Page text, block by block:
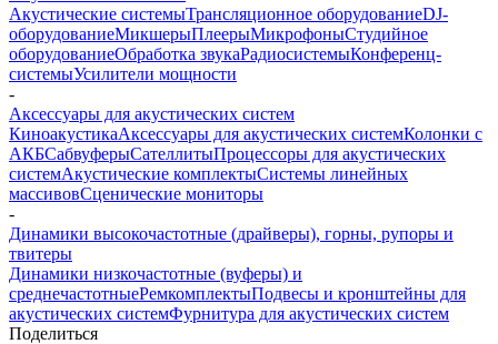
Акустические системыТрансляционное оборудованиеDJ-
оборудованиеМикшерыПлеерыМикрофоныСтудийное
оборудованиеОбработка звукаРадиосистемыКонференц-
системыУсилители мощности
-
Аксессуары для акустических систем
КиноакустикаАксессуары для акустических системКолонки с
АКБСабвуферыСателлитыПроцессоры для акустических
системАкустические комплектыСистемы линейных
массивовСценические мониторы
-
Динамики высокочастотные (драйверы), горны, рупоры и
твитеры
Динамики низкочастотные (вуферы) и
среднечастотныеРемкомплектыПодвесы и кронштейны для
акустических системФурнитура для акустических систем
Поделиться